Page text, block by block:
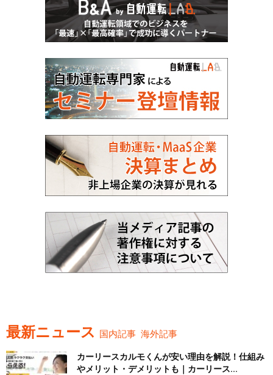
最新ニュース 国内記事 海外記事
カーリースカルモくんが安い理由を解説！仕組み
やメリット・デメリットも｜カーリース...